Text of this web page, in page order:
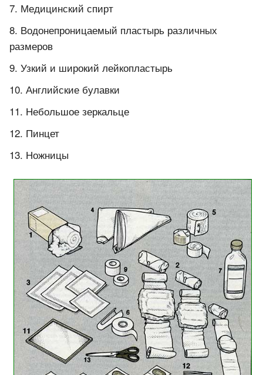
Медицинский спирт
Водонепроницаемый пластырь различных
размеров
Узкий и широкий лейкопластырь
Английские булавки
Небольшое зеркальце
Пинцет
Ножницы